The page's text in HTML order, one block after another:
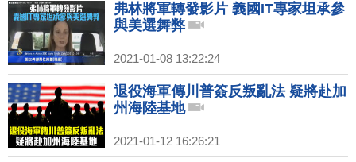
弗林將軍轉發影片 義國IT專家坦承參
與美選舞弊
2021-01-08 13:22:24
退役海軍傳川普簽反叛亂法 疑將赴加
州海陸基地
2021-01-12 16:26:21